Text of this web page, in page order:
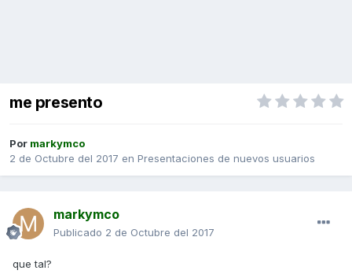
me presento
Por markymco
2 de Octubre del 2017 en Presentaciones de nuevos usuarios
markymco
Publicado 2 de Octubre del 2017
que tal?